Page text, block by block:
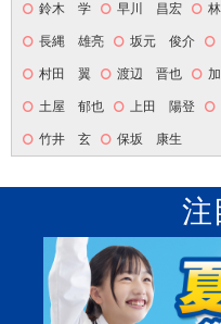
鈴木 学 早川 昌宏
長縄 雄亮 坂元 俊介
村田 翼 渡辺 晋也
土屋 郁也 上田 陽登
竹井 玄 保坂 康生
注